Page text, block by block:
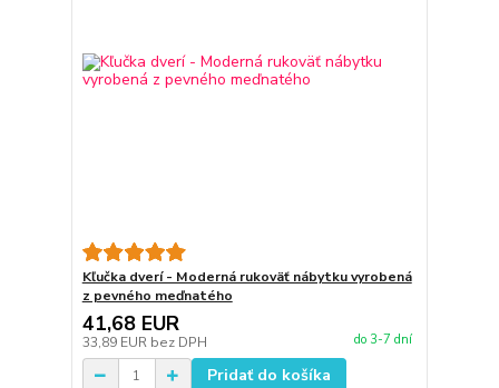
Kľučka dverí - Moderná rukoväť nábytku vyrobená
z pevného meďnatého
41,68 EUR
33,89 EUR bez DPH do 3-7 dní
Pridať do košíka